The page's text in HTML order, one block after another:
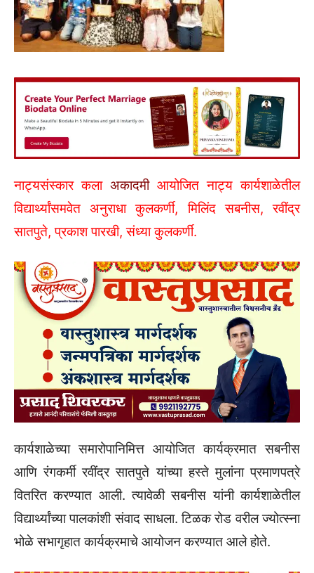
नाट्यसंस्कार कला अकादमी आयोजित नाट्य कार्यशाळेतील
विद्यार्थ्यांसमवेत अनुराधा कुलकर्णी, मिलिंद सबनीस, रवींद्र
सातपुते, प्रकाश पारखी, संध्या कुलकर्णी.
कार्यशाळेच्या समारोपानिमित्त आयोजित कार्यक्रमात सबनीस
आणि रंगकर्मी रवींद्र सातपुते यांच्या हस्ते मुलांना प्रमाणपत्रे
वितरित करण्यात आली. त्यावेळी सबनीस यांनी कार्यशाळेतील
विद्यार्थ्यांच्या पालकांशी संवाद साधला. टिळक रोड वरील ज्योत्स्ना
भोळे सभागृहात कार्यक्रमाचे आयोजन करण्यात आले होते.